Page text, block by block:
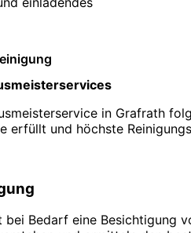
in Grafrath
erfüllt und höchste
Bedarf eine Besichtigung